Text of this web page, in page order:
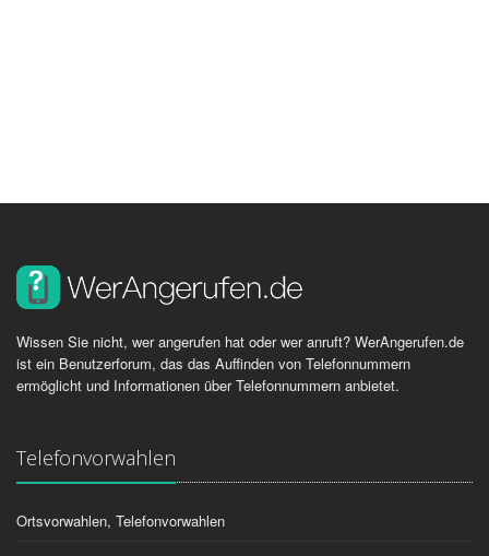
Wissen Sie nicht, wer angerufen hat oder wer anruft? WerAngerufen.de
ist ein Benutzerforum, das das Auffinden von Telefonnummern
ermöglicht und Informationen über Telefonnummern anbietet.
Telefonvorwahlen
Ortsvorwahlen, Telefonvorwahlen